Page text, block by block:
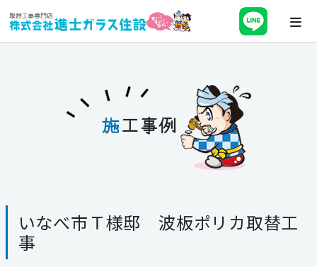
施工事例
施工事例
いなべ市Ｔ様邸 波板ポリカ取替工
事